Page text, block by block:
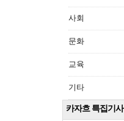
사회
문화
교육
기타
카자흐 특집기사